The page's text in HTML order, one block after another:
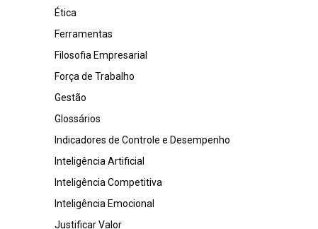
Ética
Ferramentas
Filosofia Empresarial
Força de Trabalho
Gestão
Glossários
Indicadores de Controle e Desempenho
Inteligência Artificial
Inteligência Competitiva
Inteligência Emocional
Justificar Valor